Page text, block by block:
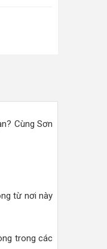
Cùng Sơn
từ nơi này
trong các